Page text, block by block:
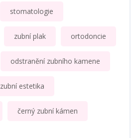
stomatologie
zubní plak ortodoncie
odstranění zubního kamene
zubní estetika
černý zubní kámen